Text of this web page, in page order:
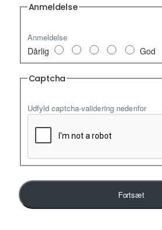
Anmeldelse
Anmeldelse
Dårlig God
Captcha
Udfyld captcha-validering nedenfor
Fortsæt